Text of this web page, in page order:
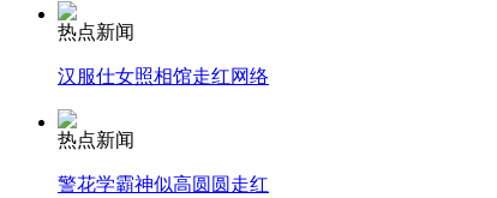
纽约上演“枕头大战”
热点新闻
汉服仕女照相馆走红网络
热点新闻
警花学霸神似高圆圆走红